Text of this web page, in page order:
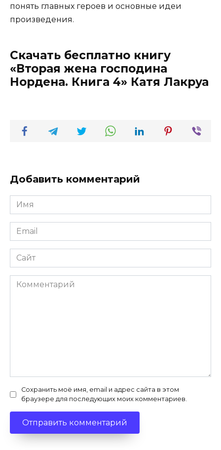
понять главных героев и основные идеи
произведения.
Скачать бесплатно книгу
«Вторая жена господина
Нордена. Книга 4» Катя Лакруа
Добавить комментарий
Имя
*
Email
*
Сайт
Комментарий
Сохранить моё имя, email и адрес сайта в этом
браузере для последующих моих комментариев.